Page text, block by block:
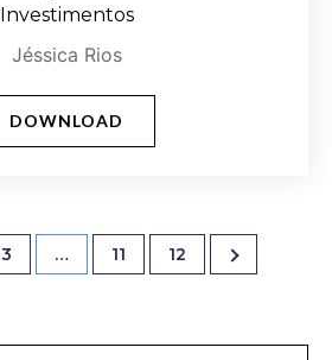
Investimentos
Jéssica Rios
DOWNLOAD
3 … 11 12